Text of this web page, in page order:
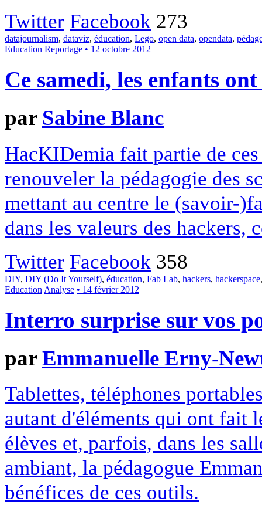
Twitter Facebook 273
datajournalism, dataviz, éducation, Lego, open data, opendata,
Education Reportage • 12 octobre 2012
Ce samedi, les enfants
par Sabine Blanc
HacKIDemia fait partie de
renouveler la pédagogie des
mettant au centre le (savoir-
dans les valeurs des hackers,
Twitter Facebook 358
DIY, DIY (Do It Yourself), éducation, Fab Lab, hackers, hackerspace
Education Analyse • 14 février 2012
Interro surprise sur vos
parEmmanuelle Erny-
Tablettes, téléphones
autant d'éléments qui ont fait
élèves et, parfois, dans les
ambiant, la pédagogue
bénéfices de ces outils.